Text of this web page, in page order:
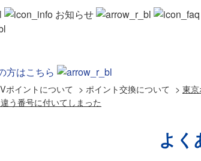
お知らせ
方はこちら
Vポイントについて > ポイント交換について > 東
番号に付いてしまった
よく